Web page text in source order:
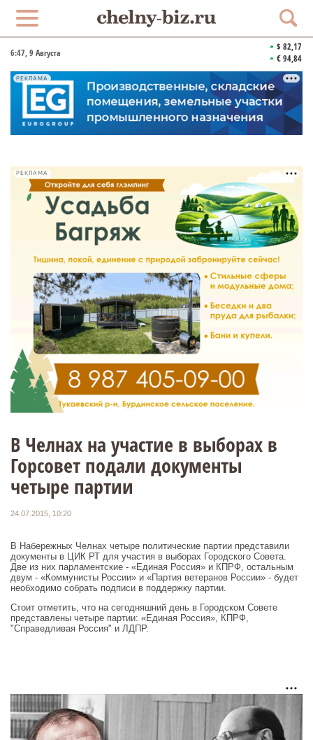
6:47, 9 Августа
$ 82,17
€ 94,84
РЕКЛАМА
РЕКЛАМА
В Челнах на участие в выборах в
Горсовет подали документы
четыре партии
24.07.2015, 10:20
В Набережных Челнах четыре политические партии представили
документы в ЦИК РТ для участия в выборах Городского Совета.
Две из них парламентские - «Единая Россия» и КПРФ, остальным
двум - «Коммунисты России» и «Партия ветеранов России» - будет
необходимо собрать подписи в поддержку партии.
Стоит отметить, что на сегодняшний день в Городском Совете
представлены четыре партии: «Единая Россия», КПРФ,
"Справедливая Россия" и ЛДПР.